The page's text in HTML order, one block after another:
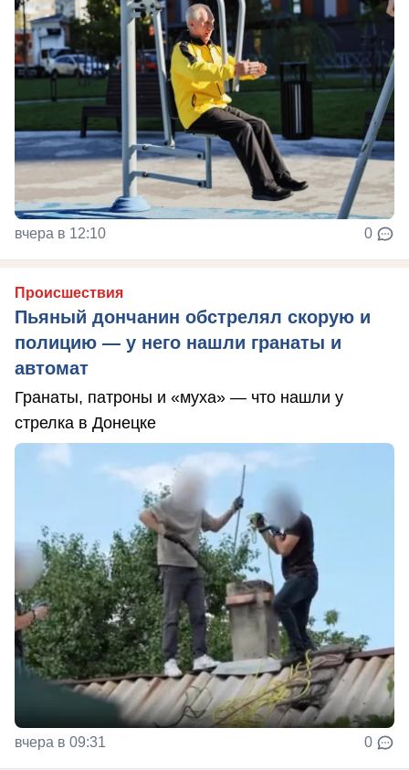
вчера в 12:10 0
Происшествия
Пьяный дончанин обстрелял скорую и
полицию — у него нашли гранаты и
автомат
Гранаты, патроны и «муха» — что нашли у
стрелка в Донецке
вчера в 09:31 0